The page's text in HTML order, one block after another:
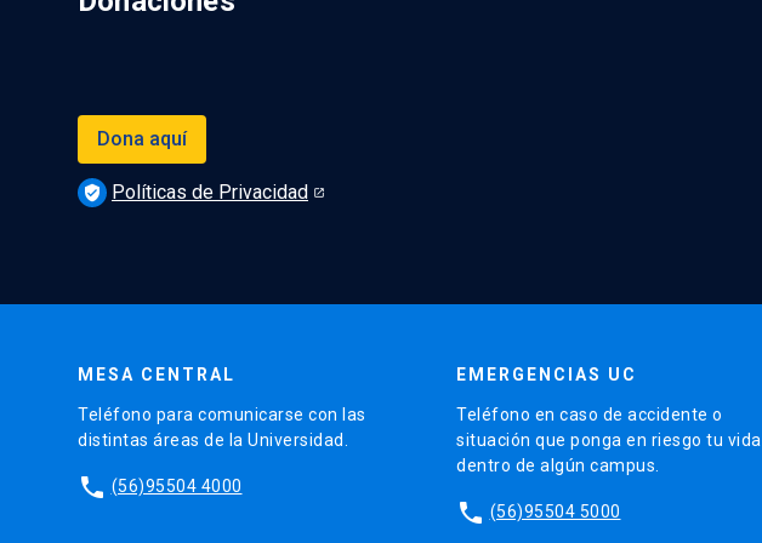
Dona aquí
verified_user Políticas de Privacidad
MESA CENTRAL
Teléfono para comunicarse con las
distintas áreas de la Universidad.
phone (56)95504 4000
EMERGENCIAS UC
Teléfono en caso de accidente o
situación que ponga en riesgo tu vida
dentro de algún campus.
phone (56)95504 5000